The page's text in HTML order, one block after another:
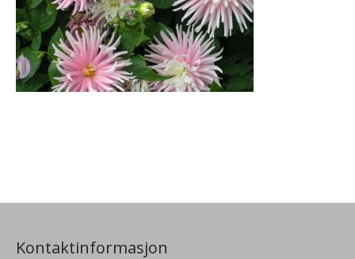
Kontaktinformasjon